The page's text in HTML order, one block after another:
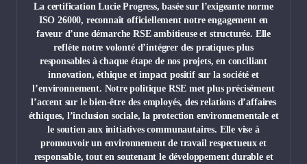
La certification Lucie Progress, basée sur l’exigeante norme
ISO 26000, reconnaît officiellement notre engagement en
faveur d’une démarche RSE ambitieuse et structurée. Elle
reflète notre volonté d’intégrer des pratiques plus
responsables à chaque étape de nos projets, en conciliant
innovation, éthique et impact positif sur la société et
l’environnement. Notre politique RSE met plus précisément
l’accent sur le bien-être des employés, des relations d’affaires
éthiques, l’inclusion sociale, la protection environnementale et
le soutien aux initiatives communautaires. Elle vise à
promouvoir un environnement de travail respectueux et
responsable, tout en soutenant le développement durable et